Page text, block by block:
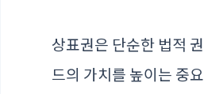
상표권은 단순한 법적
드의 가치를 높이는 중